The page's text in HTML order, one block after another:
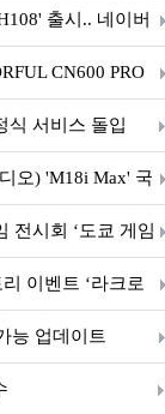
출시.. 네이버
CN600 PRO
식 서비스 돌입
오) 'M18i Max' 국
전시회 ‘도쿄 게임
이벤트 ‘라크로
능 업데이트